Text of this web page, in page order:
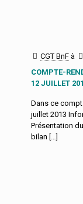
CGT BnF à
COMPTE-
12 JUILLET
Dans ce
juillet 2013
Présentation
bilan […]